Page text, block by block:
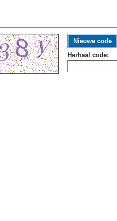
Nieuwe code
Herhaal code: